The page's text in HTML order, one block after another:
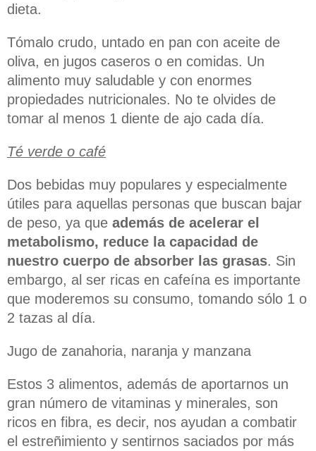
dieta.
Tómalo crudo, untado en pan con aceite de
oliva, en jugos caseros o en comidas. Un
alimento muy saludable y con enormes
propiedades nutricionales. No te olvides de
tomar al menos 1 diente de ajo cada día.
Té verde o café
Dos bebidas muy populares y especialmente
útiles para aquellas personas que buscan bajar
de peso, ya que además de acelerar el
metabolismo, reduce la capacidad de
nuestro cuerpo de absorber las grasas. Sin
embargo, al ser ricas en cafeína es importante
que moderemos su consumo, tomando sólo 1 o
2 tazas al día.
Jugo de zanahoria, naranja y manzana
Estos 3 alimentos, además de aportarnos un
gran número de vitaminas y minerales, son
ricos en fibra, es decir, nos ayudan a combatir
el estreñimiento y sentirnos saciados por más